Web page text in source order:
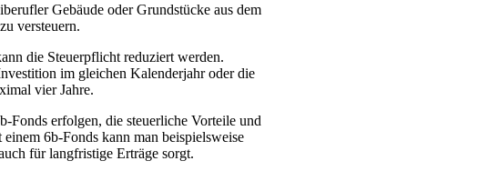
Gebäude oder Grundstücke aus dem
versteuern.
die Steuerpflicht reduziert werden.
im gleichen Kalenderjahr oder die
vier Jahre.
Fonds erfolgen, die steuerliche Vorteile und
6b-Fonds kann man beispielsweise
für langfristige Erträge sorgt.